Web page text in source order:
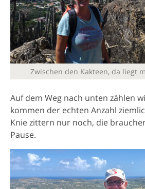
Zwischen den Kakteen, da liegt
Auf dem Weg nach unten zählen
kommen der echten Anzahl
Knie zittern nur noch, die
Pause.